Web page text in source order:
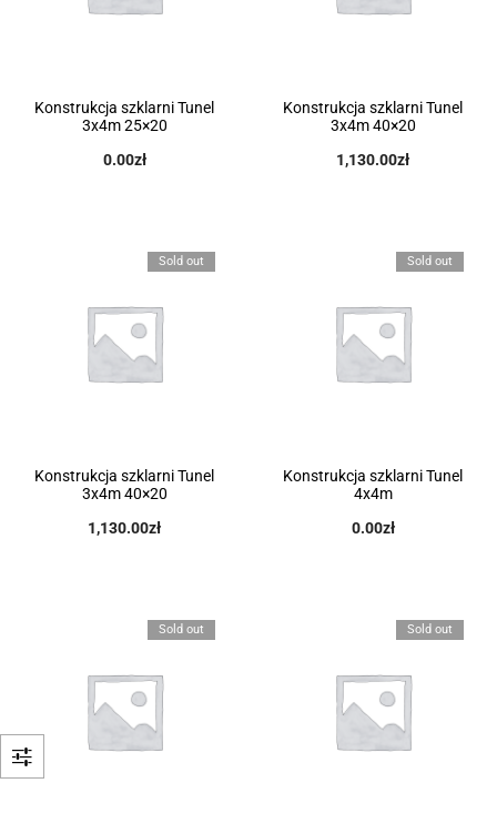
Konstrukcja szklarni Tunel
3x4m 25×20
0.00zł
Konstrukcja szklarni Tunel
3x4m 40×20
1,130.00zł
Sold out
Konstrukcja szklarni Tunel
3x4m 40×20
1,130.00zł
Sold out
Konstrukcja szklarni Tunel
4x4m
0.00zł
Sold out Sold out